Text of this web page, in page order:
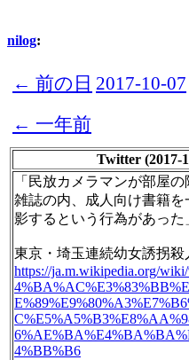
nilog:
← 前の日 2017-10-07
← 一年前
Twitter (2017-
「民放カメラマンが部屋
雑誌の内、成人向け書籍
影するという行為があった
東京・埼玉連続幼女誘拐殺
https://ja.m.wikipedia.org/
4%BB%B6